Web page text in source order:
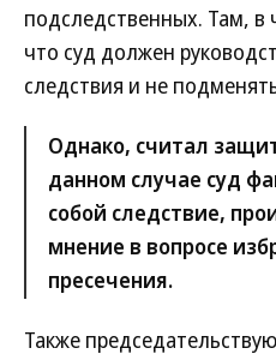
подследственных. Там, в
что суд должен
следствия и не
Однако, считал
данном случае суд
собой следствие,
мнение в вопросе
пресечения.
Также